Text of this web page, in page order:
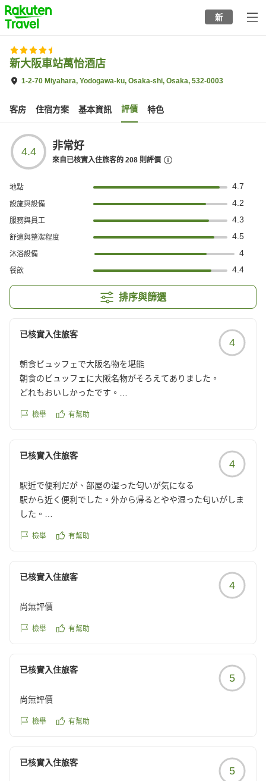
to
top
page
新
新大阪車站萬怡酒店
1-2-70 Miyahara, Yodogawa-ku, Osaka-shi, Osaka, 532-0003
客房 住宿方案 基本資訊 評價 特色
4.4 非常好
來自已核實入住旅客的 208 則評價
地點 4.7
設施與設備 4.2
服務與員工 4.3
舒適與整潔程度 4.5
沐浴設備 4
餐飲 4.4
排序與篩選
已核實入住旅客
4
朝食ビュッフェで大阪名物を堪能
朝食のビュッフェに大阪名物がそろえてありました。
どれもおいしかったです。
クチコミの詳細はこちらから
reviewId=33123478670171
檢舉 有幫助
已核實入住旅客
4
駅近で便利だが、部屋の湿った匂いが気になる
駅から近く便利でした。外から帰るとやや湿った匂いがしま
した。
クチコミの詳細はこちらから
reviewId=33123478607649
檢舉 有幫助
已核實入住旅客
4
尚無評價
檢舉 有幫助
已核實入住旅客
5
尚無評價
檢舉 有幫助
已核實入住旅客
5